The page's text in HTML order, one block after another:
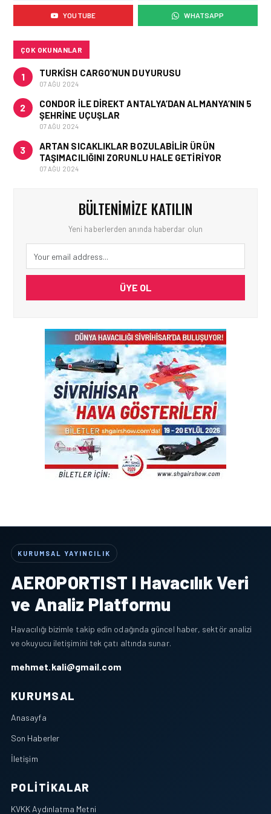
INSTAGRAM’DA VIRAL
OLAN TÜRK PILOTUN
HEYECAN VERICI VIDEOSU
YOUTUBE WHATSAPP
ÇOK OKUNANLAR
1 TURKISH CARGO’NUN DUYURUSU
07 AĞU 2024
2
CONDOR ILE DIREKT ANTALYA’DAN ALMANYA’NIN 5
ŞEHRINE UÇUŞLAR
07 AĞU 2024
3
ARTAN SICAKLIKLAR BOZULABILIR ÜRÜN
TAŞIMACILIĞINI ZORUNLU HALE GETIRIYOR
07 AĞU 2024
BÜLTENIMIZE KATILIN
Yeni haberlerden anında haberdar olun
ÜYE OL
KURUMSAL YAYINCILIK
AEROPORTIST I Havacılık Veri
ve Analiz Platformu
Havacılığı bizimle takip edin odağında güncel haber, sektör analizi
ve okuyucu iletişimini tek çatı altında sunar.
mehmet.kali@gmail.com
KURUMSAL
Anasayfa
Son Haberler
İletişim
POLITIKALAR
KVKK Aydınlatma Metni